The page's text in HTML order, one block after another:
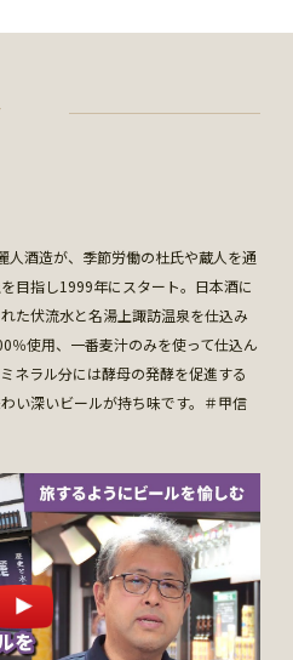
人酒造が、季節労働の杜氏や蔵人を通
目指し1999年にスタート。日本酒に
た伏流水と名湯上諏訪温泉を仕込み
％使用、一番麦汁のみを使って仕込ん
ネラル分には酵母の発酵を促進する
い深いビールが持ち味です。＃甲信